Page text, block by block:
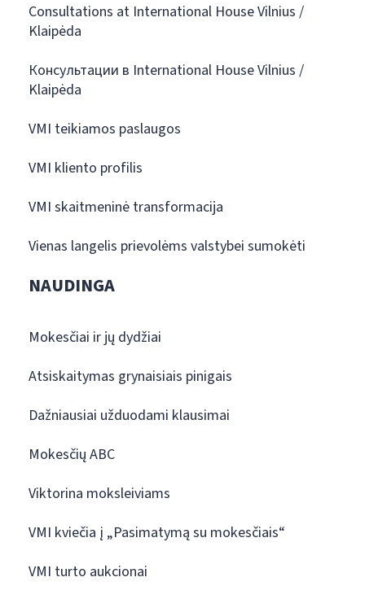
Consultations at International House Vilnius /
Klaipėda
Консультации в International House Vilnius /
Klaipėda
VMI teikiamos paslaugos
VMI kliento profilis
VMI skaitmeninė transformacija
Vienas langelis prievolėms valstybei sumokėti
NAUDINGA
Mokesčiai ir jų dydžiai
Atsiskaitymas grynaisiais pinigais
Dažniausiai užduodami klausimai
Mokesčių ABC
Viktorina moksleiviams
VMI kviečia į „Pasimatymą su mokesčiais“
VMI turto aukcionai